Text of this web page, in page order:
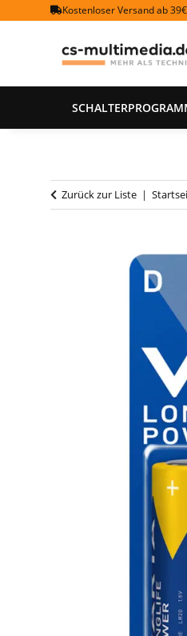
Kostenloser Versand ab
Zurück zur Liste